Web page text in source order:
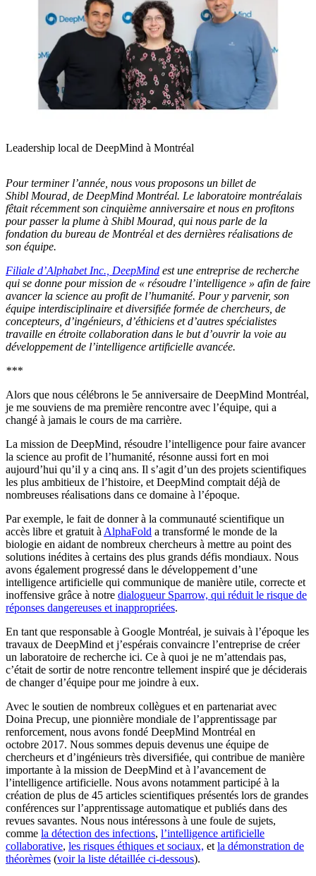
Leadership local de DeepMind à Montréal
Pour terminer l’année, nous vous proposons un billet de
Shibl Mourad, de DeepMind Montréal. Le laboratoire montréalais
fêtait récemment son cinquième anniversaire et nous en profitons
pour passer la plume à Shibl Mourad, qui nous parle de la
fondation du bureau de Montréal et des dernières réalisations de
son équipe.
Filiale d’Alphabet Inc., DeepMind est une entreprise de recherche
qui se donne pour mission de « résoudre l’intelligence » afin de faire
avancer la science au profit de l’humanité. Pour y parvenir, son
équipe interdisciplinaire et diversifiée formée de chercheurs, de
concepteurs, d’ingénieurs, d’éthiciens et d’autres spécialistes
travaille en étroite collaboration dans le but d’ouvrir la voie au
développement de l’intelligence artificielle avancée.
***
Alors que nous célébrons le 5e anniversaire de DeepMind Montréal,
je me souviens de ma première rencontre avec l’équipe, qui a
changé à jamais le cours de ma carrière.
La mission de DeepMind, résoudre l’intelligence pour faire avancer
la science au profit de l’humanité, résonne aussi fort en moi
aujourd’hui qu’il y a cinq ans. Il s’agit d’un des projets scientifiques
les plus ambitieux de l’histoire, et DeepMind comptait déjà de
nombreuses réalisations dans ce domaine à l’époque.
Par exemple, le fait de donner à la communauté scientifique un
accès libre et gratuit à AlphaFold a transformé le monde de la
biologie en aidant de nombreux chercheurs à mettre au point des
solutions inédites à certains des plus grands défis mondiaux. Nous
avons également progressé dans le développement d’une
intelligence artificielle qui communique de manière utile, correcte et
inoffensive grâce à notre dialogueur Sparrow, qui réduit le risque de
réponses dangereuses et inappropriées.
En tant que responsable à Google Montréal, je suivais à l’époque les
travaux de DeepMind et j’espérais convaincre l’entreprise de créer
un laboratoire de recherche ici. Ce à quoi je ne m’attendais pas,
c’était de sortir de notre rencontre tellement inspiré que je déciderais
de changer d’équipe pour me joindre à eux.
Avec le soutien de nombreux collègues et en partenariat avec
Doina Precup, une pionnière mondiale de l’apprentissage par
renforcement, nous avons fondé DeepMind Montréal en
octobre 2017. Nous sommes depuis devenus une équipe de
chercheurs et d’ingénieurs très diversifiée, qui contribue de manière
importante à la mission de DeepMind et à l’avancement de
l’intelligence artificielle. Nous avons notamment participé à la
création de plus de 45 articles scientifiques présentés lors de grandes
conférences sur l’apprentissage automatique et publiés dans des
revues savantes. Nous nous intéressons à une foule de sujets,
comme la détection des infections, l’intelligence artificielle
collaborative, les risques éthiques et sociaux, et la démonstration de
théorèmes (voir la liste détaillée ci-dessous).